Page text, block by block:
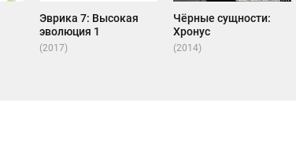
Эврика 7: Высокая
эволюция 1
(2017)
Чёрные сущности:
Хронус
(2014)